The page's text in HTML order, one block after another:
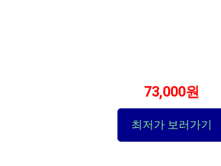
73,000원
최저가 보러가기